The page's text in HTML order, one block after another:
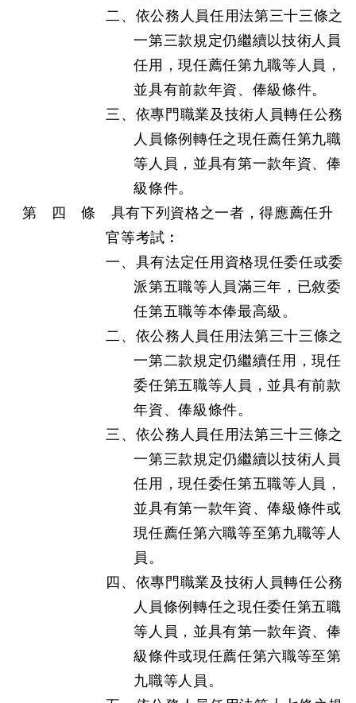
二、依公務人員任用法第三十三條之
一第三款規定仍繼續以技術人員
任用，現任薦任第九職等人員，
並具有前款年資、俸級條件。
三、依專門職業及技術人員轉任公務
人員條例轉任之現任薦任第九職
等人員，並具有第一款年資、俸
級條件。
第 四 條 具有下列資格之一者，得應薦任升
官等考試︰
一、具有法定任用資格現任委任或委
派第五職等人員滿三年，已敘委
任第五職等本俸最高級。
二、依公務人員任用法第三十三條之
一第二款規定仍繼續任用，現任
委任第五職等人員，並具有前款
年資、俸級條件。
三、依公務人員任用法第三十三條之
一第三款規定仍繼續以技術人員
任用，現任委任第五職等人員，
並具有第一款年資、俸級條件或
現任薦任第六職等至第九職等人
員。
四、依專門職業及技術人員轉任公務
人員條例轉任之現任委任第五職
等人員，並具有第一款年資、俸
級條件或現任薦任第六職等至第
九職等人員。